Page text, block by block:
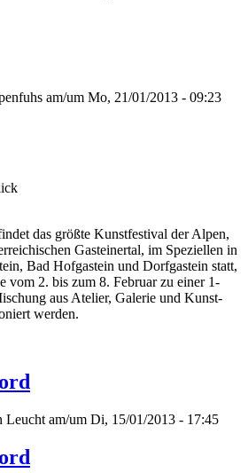
am/um Mo, 21/01/2013 - 09:23
das größte Kunstfestival der Alpen,
Gasteinertal, im Speziellen in
Bad Hofgastein und Dorfgastein statt,
vom 2. bis zum 8. Februar zu einer 1-
aus Atelier, Galerie und Kunst-
werden.
Leucht am/um Di, 15/01/2013 - 17:45